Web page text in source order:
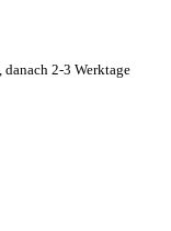
2-3 Werktage